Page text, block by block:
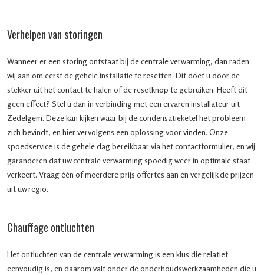
Verhelpen van storingen
Wanneer er een storing ontstaat bij de centrale verwarming, dan raden
wij aan om eerst de gehele installatie te resetten. Dit doet u door de
stekker uit het contact te halen of de resetknop te gebruiken. Heeft dit
geen effect? Stel u dan in verbinding met een ervaren installateur uit
Zedelgem. Deze kan kijken waar bij de condensatieketel het probleem
zich bevindt, en hier vervolgens een oplossing voor vinden. Onze
spoedservice is de gehele dag bereikbaar via het contactformulier, en wij
garanderen dat uw centrale verwarming spoedig weer in optimale staat
verkeert. Vraag één of meerdere prijs offertes aan en vergelijk de prijzen
uit uw regio.
Chauffage ontluchten
Het ontluchten van de centrale verwarming is een klus die relatief
eenvoudig is, en daarom valt onder de onderhoudswerkzaamheden die u